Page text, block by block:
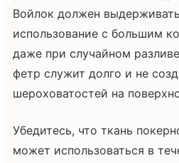
Войлок должен
использование с большим
даже при случайном
фетр служит долго и не
шероховатостей на
Убедитесь, что ткань
может использоваться в